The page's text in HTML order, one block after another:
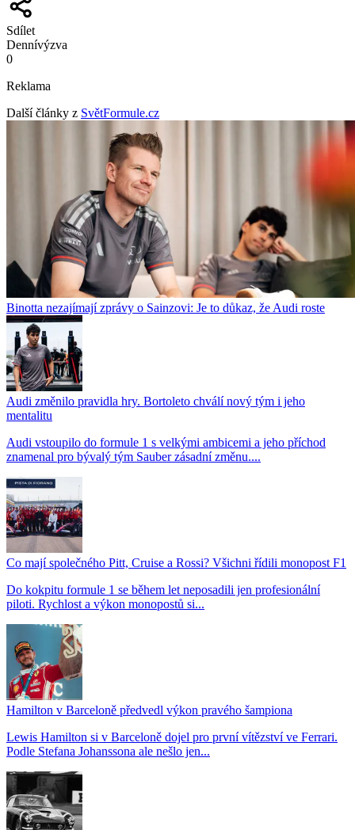
Sdílet
Dennívýzva
0
Reklama
Další články z SvětFormule.cz
Binotta nezajímají zprávy o Sainzovi: Je to důkaz, že Audi roste
Audi změnilo pravidla hry. Bortoleto chválí nový tým i jeho
mentalitu
Audi vstoupilo do formule 1 s velkými ambicemi a jeho příchod
znamenal pro bývalý tým Sauber zásadní změnu....
Co mají společného Pitt, Cruise a Rossi? Všichni řídili monopost F1
Do kokpitu formule 1 se během let neposadili jen profesionální
piloti. Rychlost a výkon monopostů si...
Hamilton v Barceloně předvedl výkon pravého šampiona
Lewis Hamilton si v Barceloně dojel pro první vítězství ve Ferrari.
Podle Stefana Johanssona ale nešlo jen...